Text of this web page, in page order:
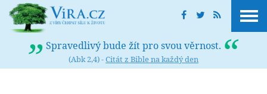
Spravedlivý bude žít pro svou věrnost.
(Abk 2,4) -Citát z Bible na každý den